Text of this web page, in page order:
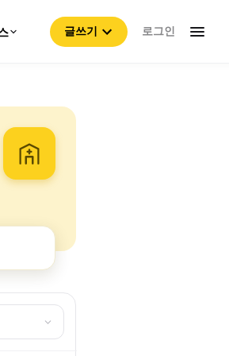
글쓰기 로그인